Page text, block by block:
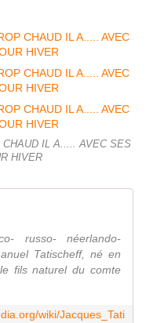
IL A..... AVEC SES
HIVER
russo- néerlando-
Tatischeff, né en
fils naturel du comte
wiki/Jacques_Tati